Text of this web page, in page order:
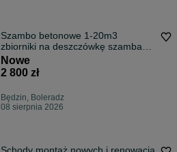
Szambo betonowe 1-20m3
zbiorniki na deszczówkę szamba
piwnice kanały
Nowe
2 800 zł
Będzin, Boleradz
08 sierpnia 2026